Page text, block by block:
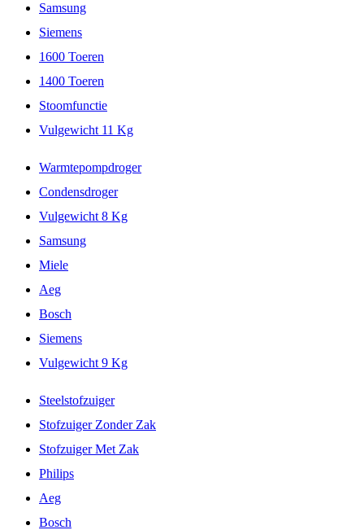
Samsung
Siemens
1600 Toeren
1400 Toeren
Stoomfunctie
Vulgewicht 11 Kg
Warmtepompdroger
Condensdroger
Vulgewicht 8 Kg
Samsung
Miele
Aeg
Bosch
Siemens
Vulgewicht 9 Kg
Steelstofzuiger
Stofzuiger Zonder Zak
Stofzuiger Met Zak
Philips
Aeg
Bosch